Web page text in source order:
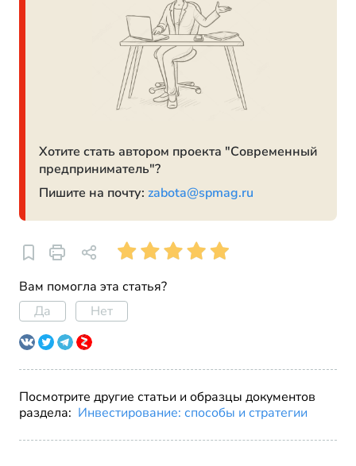
Хотите стать автором проекта "Современный
предприниматель"?
Пишите на почту: zabota@spmag.ru
Вам помогла эта статья?
Да
Нет
Посмотрите другие статьи и образцы документов
раздела: Инвестирование: способы и стратегии